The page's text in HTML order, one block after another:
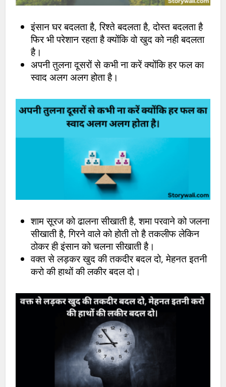
इंसान घर बदलता है, रिश्ते बदलता है, दोस्त बदलता है
फिर भी परेशान रहता है क्योंकि वो खुद को नही बदलता
है।
अपनी तुलना दूसरों से कभी ना करें क्योंकि हर फल का
स्वाद अलग अलग होता है।
शाम सूरज को ढालना सीखाती है, शमा परवाने को जलना
सीखाती है, गिरने वाले को होती तो है तकलीफ लेकिन
ठोकर ही इंसान को चलना सीखाती है।
वक्त से लड़कर खुद की तकदीर बदल दो, मेहनत इतनी
करो की हाथों की लकीर बदल दो।